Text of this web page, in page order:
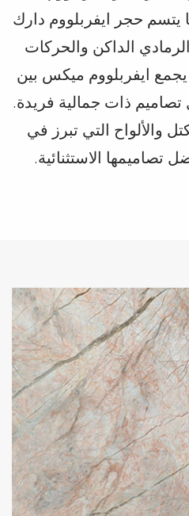
يتسم حجر ايفربلووم دارك
الداكن والحركات
ايفربلووم ميكس بين
ذات جمالية فريدة.
والألواح التي تبرز في
تصاميمها الاستثنائية.